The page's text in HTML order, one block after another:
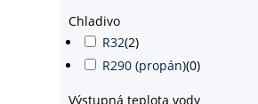
Chladivo
R32(2)
R290 (propán)(0)
Výstupná teplota vody